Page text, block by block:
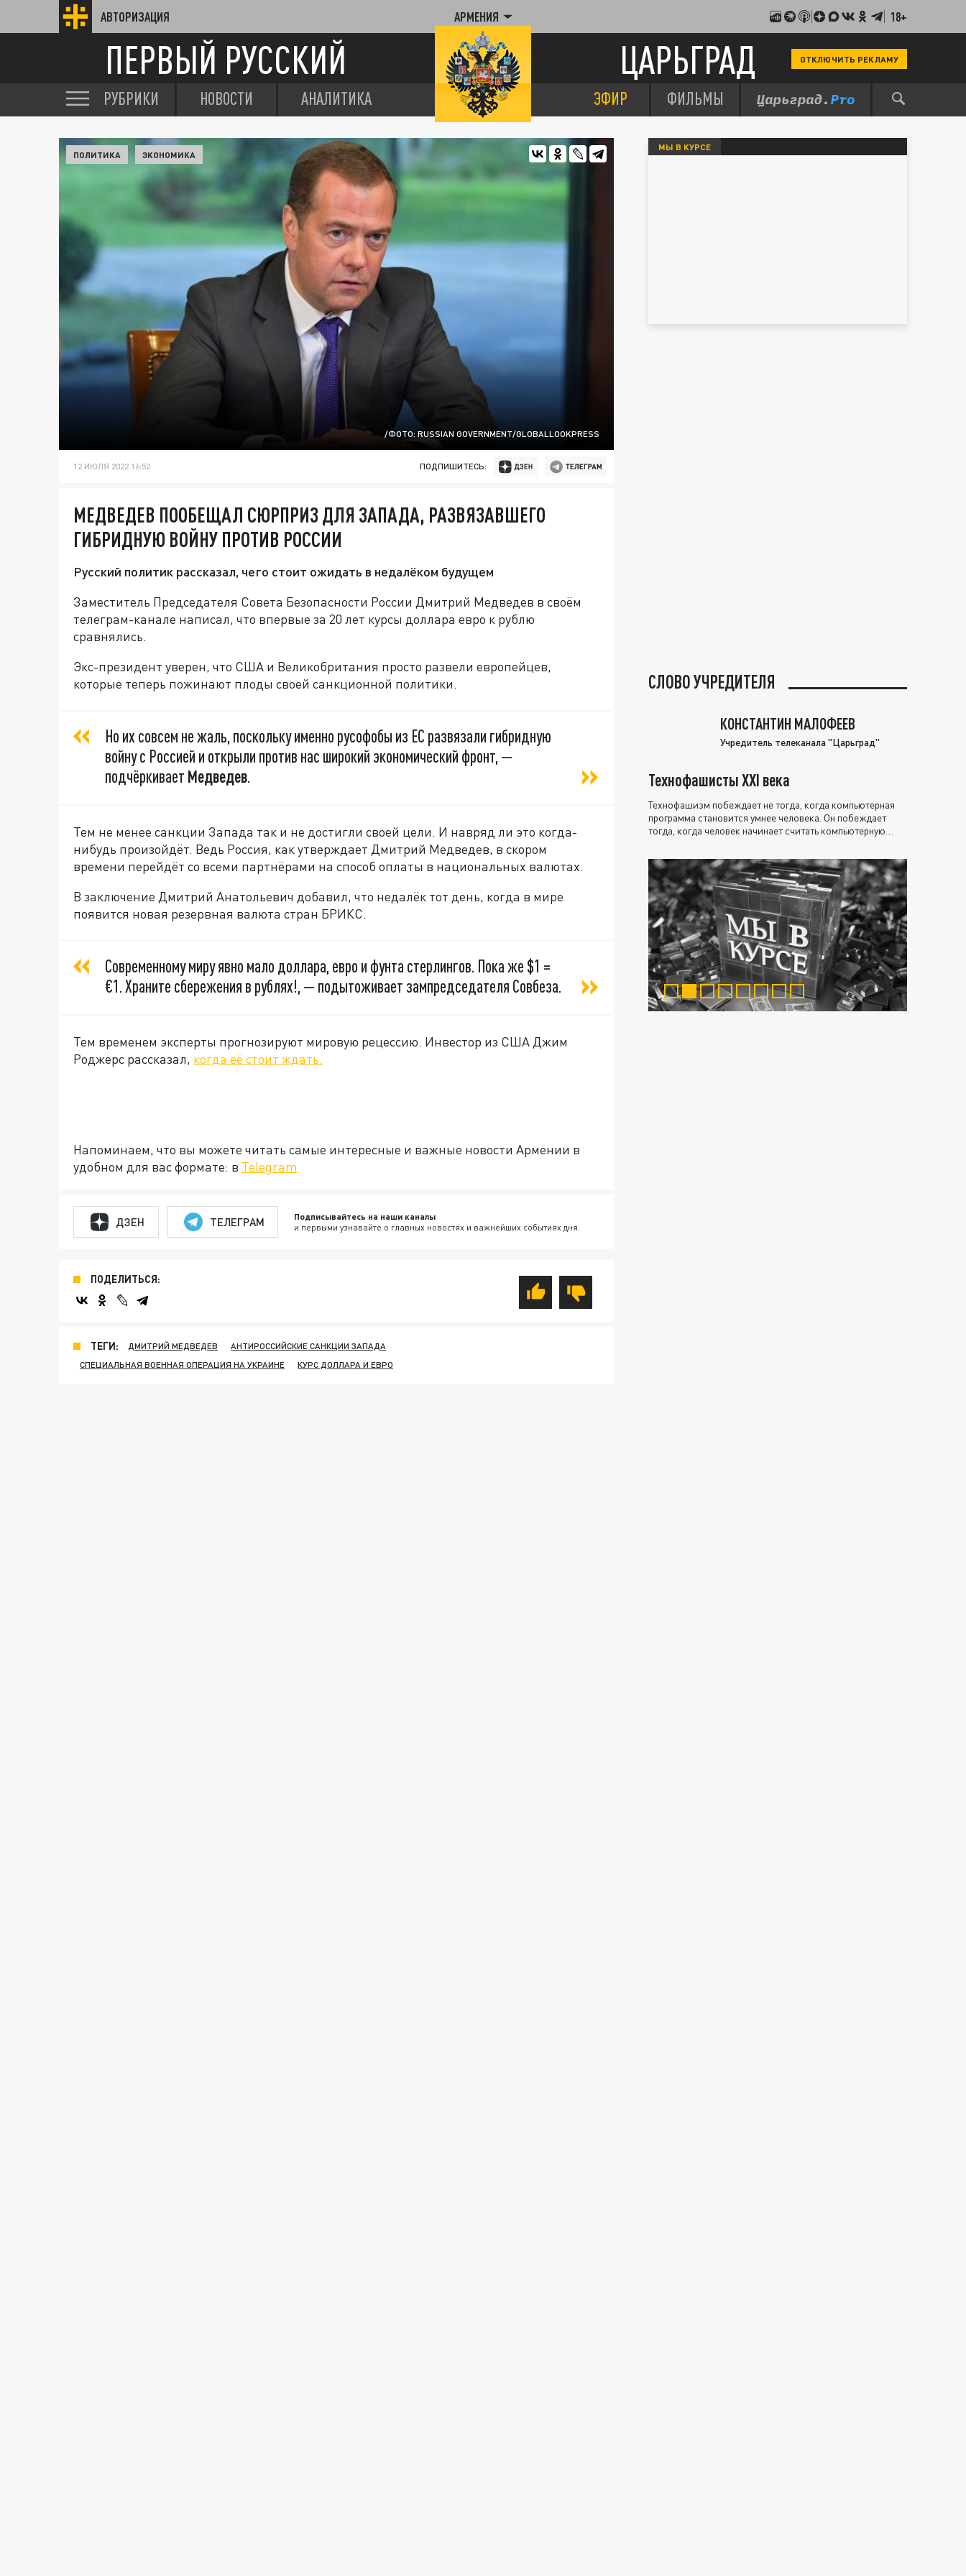
АВТОРИЗАЦИЯ АРМЕНИЯ 18+
ПЕРВЫЙ РУССКИЙ ЦАРЬГРАД ОТКЛЮЧИТЬ РЕКЛАМУ
РУБРИКИ НОВОСТИ АНАЛИТИКА ЭФИР ФИЛЬМЫ
/ФОТО: RUSSIAN GOVERNMENT/GLOBALLOOKPRESS
ПОЛИТИКА ЭКОНОМИКА
12 ИЮЛЯ 2022 16:52 ПОДПИШИТЕСЬ:
МЕДВЕДЕВ ПООБЕЩАЛ СЮРПРИЗ ДЛЯ ЗАПАДА, РАЗВЯЗАВШЕГО
ГИБРИДНУЮ ВОЙНУ ПРОТИВ РОССИИ
Русский политик рассказал, чего стоит ожидать в недалёком будущем
Заместитель Председателя Совета Безопасности России Дмитрий Медведев в своём
телеграм-канале написал, что впервые за 20 лет курсы доллара евро к рублю
сравнялись.
Экс-президент уверен, что США и Великобритания просто развели европейцев,
которые теперь пожинают плоды своей санкционной политики.
Но их совсем не жаль, поскольку именно русофобы из ЕС развязали гибридную
войну с Россией и открыли против нас широкий экономический фронт, —
подчёркивает Медведев.
Тем не менее санкции Запада так и не достигли своей цели. И навряд ли это когда-
нибудь произойдёт. Ведь Россия, как утверждает Дмитрий Медведев, в скором
времени перейдёт со всеми партнёрами на способ оплаты в национальных валютах.
В заключение Дмитрий Анатольевич добавил, что недалёк тот день, когда в мире
появится новая резервная валюта стран БРИКС.
Современному миру явно мало доллара, евро и фунта стерлингов. Пока же $1 =
€1. Храните сбережения в рублях!, — подытоживает зампредседателя Совбеза.
Тем временем эксперты прогнозируют мировую рецессию. Инвестор из США Джим
Роджерс рассказал, когда её стоит ждать.
Напоминаем, что вы можете читать самые интересные и важные новости Армении в
удобном для вас формате: в Telegram
ДЗЕН ТЕЛЕГРАМ Подписывайтесь на наши каналы
и первыми узнавайте о главных новостях и важнейших событиях дня.
ПОДЕЛИТЬСЯ:
ТЕГИ: ДМИТРИЙ МЕДВЕДЕВ
АНТИРОССИЙСКИЕ САНКЦИИ ЗАПАДА
СПЕЦИАЛЬНАЯ ВОЕННАЯ ОПЕРАЦИЯ НА УКРАИНЕ
КУРС ДОЛЛАРА И ЕВРО
МЫ В КУРСЕ
СЛОВО УЧРЕДИТЕЛЯ
КОНСТАНТИН МАЛОФЕЕВ
Учредитель телеканала "Царьград"
Технофашисты XXI века
Технофашизм побеждает не тогда, когда компьютерная
программа становится умнее человека. Он побеждает
тогда, когда человек начинает считать компьютерную